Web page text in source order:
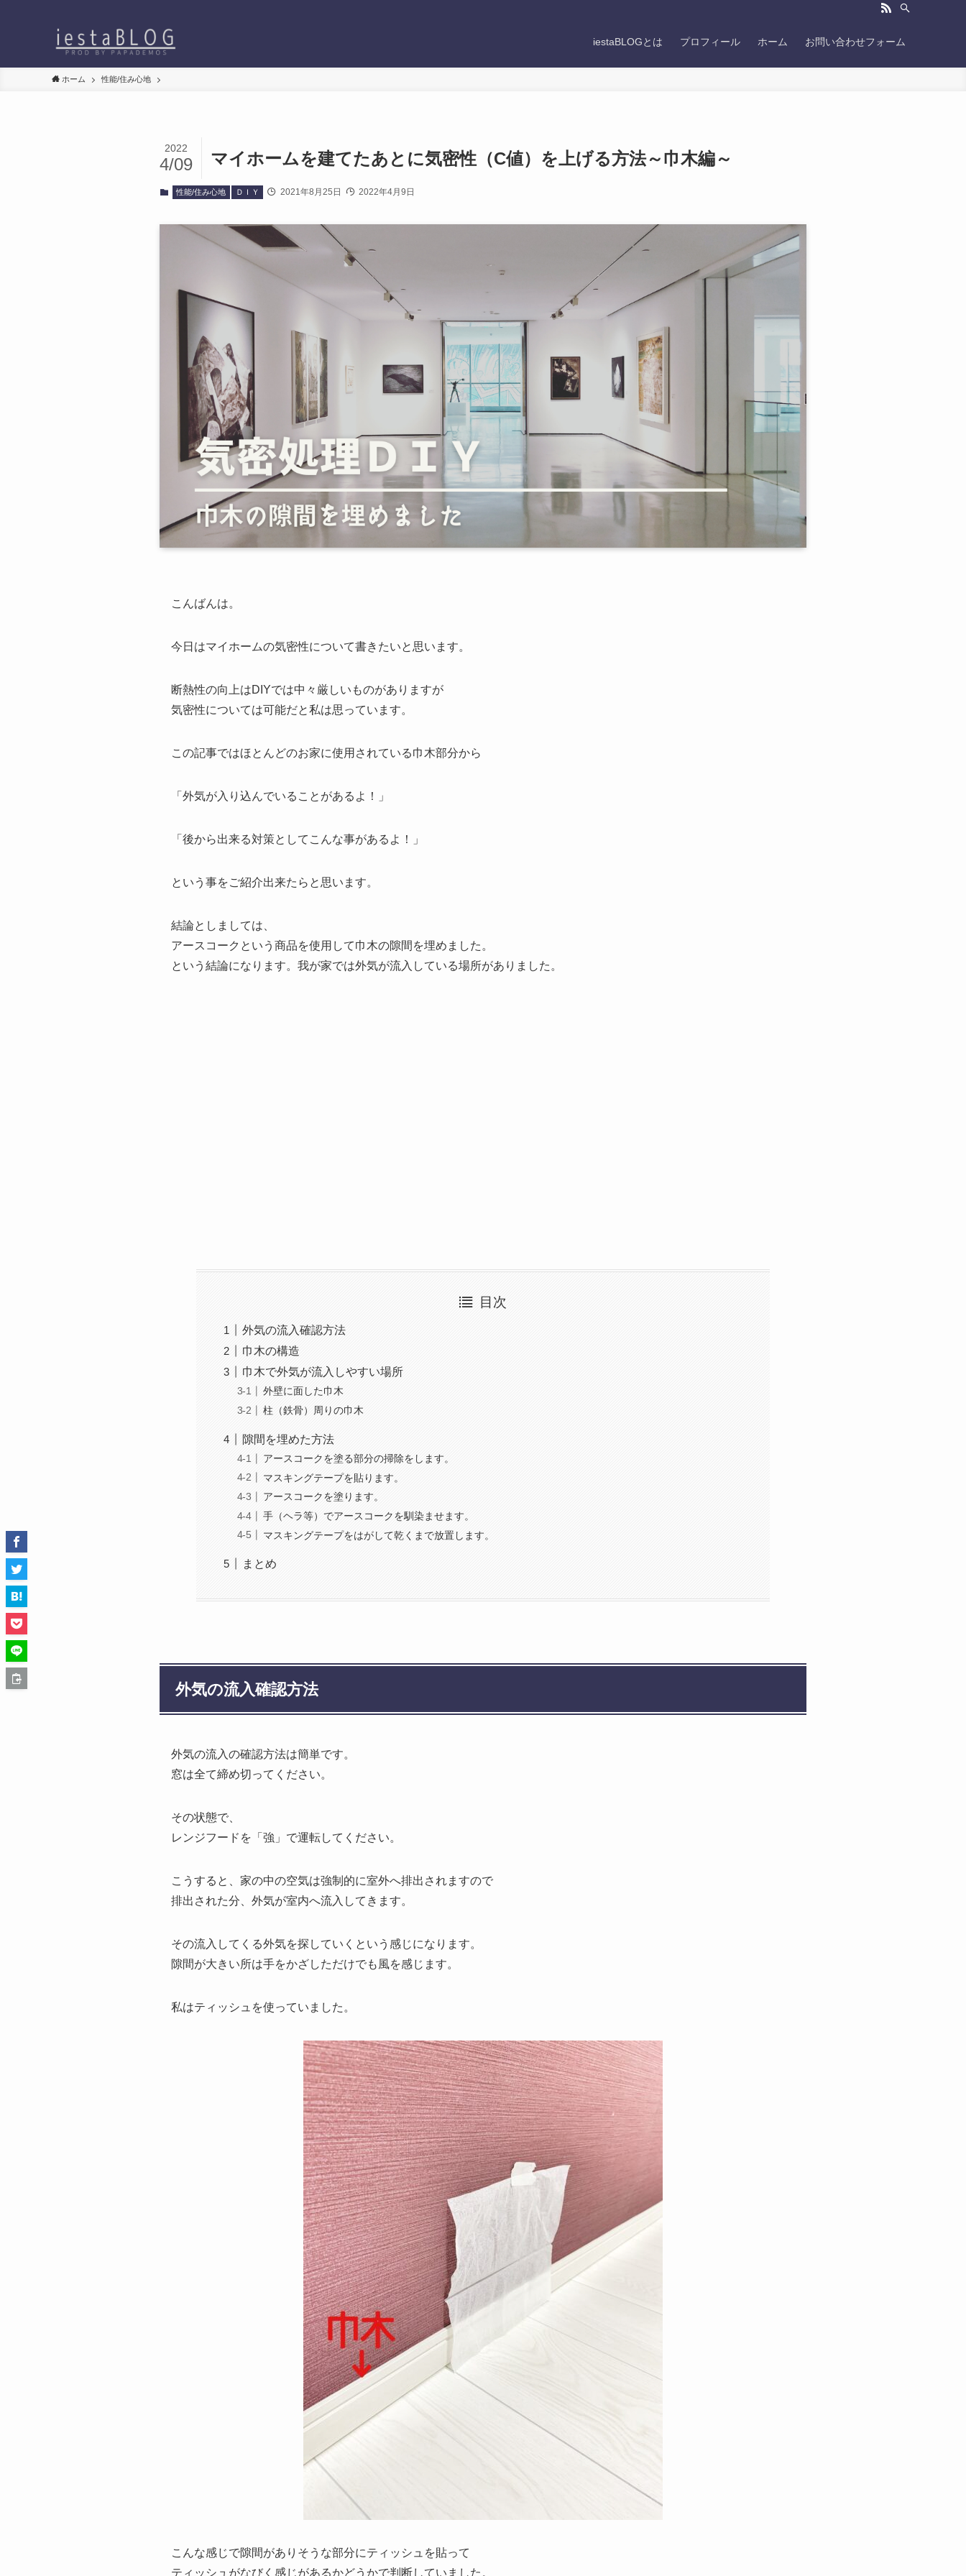
iestaBLOGとは プロフィール ホーム お問い合わせフォーム
ホーム 性能/住み心地
マイホームを建てたあとに気密性（C値）を上げる方法～巾木編～
2022
4/09
性能/住み心地 ＤＩＹ 2021年8月25日 2022年4月9日
こんばんは。
今日はマイホームの気密性について書きたいと思います。
断熱性の向上はDIYでは中々厳しいものがありますが
気密性については可能だと私は思っています。
この記事ではほとんどのお家に使用されている巾木部分から
「外気が入り込んでいることがあるよ！」
「後から出来る対策としてこんな事があるよ！」
という事をご紹介出来たらと思います。
結論としましては、
アースコークという商品を使用して巾木の隙間を埋めました。
という結論になります。我が家では外気が流入している場所がありました。
目次
外気の流入確認方法
巾木の構造
巾木で外気が流入しやすい場所
外壁に面した巾木
柱（鉄骨）周りの巾木
隙間を埋めた方法
アースコークを塗る部分の掃除をします。
マスキングテープを貼ります。
アースコークを塗ります。
手（ヘラ等）でアースコークを馴染ませます。
マスキングテープをはがして乾くまで放置します。
まとめ
外気の流入確認方法
外気の流入の確認方法は簡単です。
窓は全て締め切ってください。
その状態で、
レンジフードを「強」で運転してください。
こうすると、家の中の空気は強制的に室外へ排出されますので
排出された分、外気が室内へ流入してきます。
その流入してくる外気を探していくという感じになります。
隙間が大きい所は手をかざしただけでも風を感じます。
私はティッシュを使っていました。
こんな感じで隙間がありそうな部分にティッシュを貼って
ティッシュがなびく感じがあるかどうかで判断していました。